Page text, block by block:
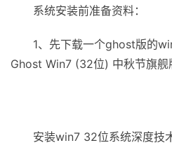
系统安装前准备资料：
1、先下载一个ghost版的
Ghost Win7 (32位) 中秋节旗舰
安装win7 32位系统深度技